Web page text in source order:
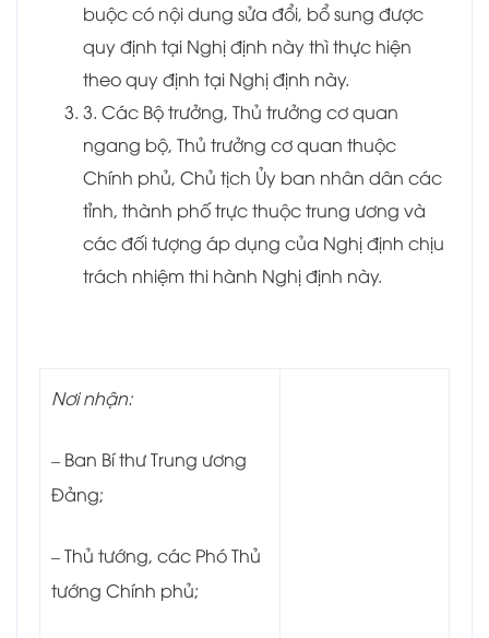
buộc có nội dung sửa đổi, bổ sung được
quy định tại Nghị định này thì thực hiện
theo quy định tại Nghị định này.
3. Các Bộ trưởng, Thủ trưởng cơ quan
ngang bộ, Thủ trưởng cơ quan thuộc
Chính phủ, Chủ tịch Ủy ban nhân dân các
tỉnh, thành phố trực thuộc trung ương và
các đối tượng áp dụng của Nghị định chịu
trách nhiệm thi hành Nghị định này.
Nơi nhận:
– Ban Bí thư Trung ương
Đảng;
– Thủ tướng, các Phó Thủ
tướng Chính phủ;